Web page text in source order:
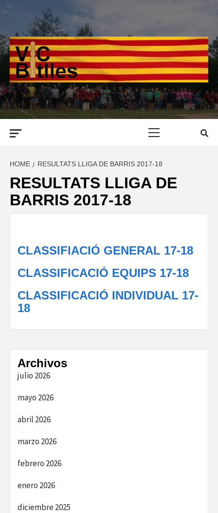
HOME RESULTATS LLIGA DE BARRIS 2017-18
RESULTATS LLIGA DE
BARRIS 2017-18
CLASSIFIACIÓ GENERAL 17-18
CLASSIFICACIÓ EQUIPS 17-18
CLASSIFICACIÓ INDIVIDUAL 17-
18
Archivos
julio 2026
mayo 2026
abril 2026
marzo 2026
febrero 2026
enero 2026
diciembre 2025